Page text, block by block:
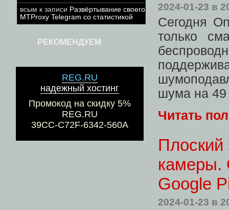
всым к записи Развёртывание своего
MTProxy Telegram со статистикой
РЕКОМЕНДУЕМ
REG.RU
надежный хостинг
Промокод на скидку 5%
REG.RU
39CC-C72F-6342-560A
2024-01-23 в
Сегодня
только
шума на
Читать
Плоский
камеры.
Google
2024-01-23 в